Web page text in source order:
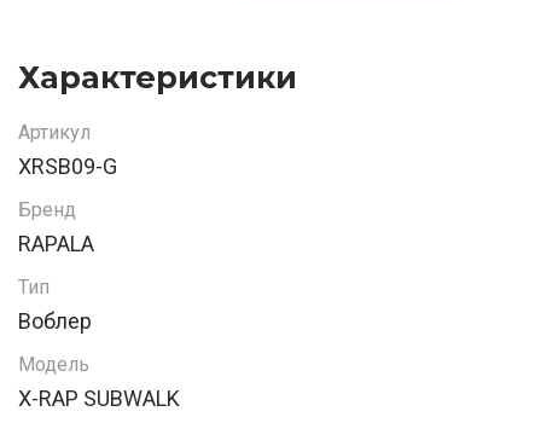
Характеристики
Артикул
XRSB09-G
Бренд
RAPALA
Тип
Воблер
Модель
X-RAP SUBWALK